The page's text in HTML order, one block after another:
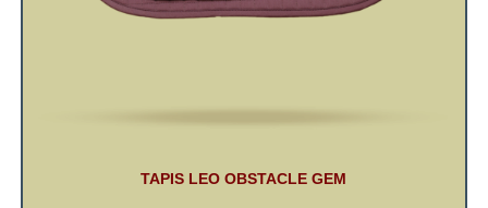
TAPIS LEO OBSTACLE GEM